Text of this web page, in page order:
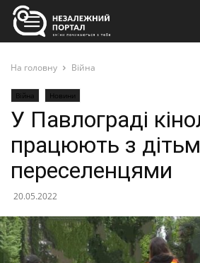
На головну Війна
Війна Новини
У Павлограді
працюють з
переселенцями
20.05.2022